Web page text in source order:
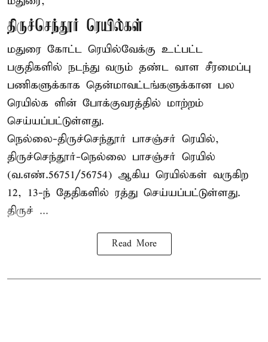
திருச்செந்தூர் ரெயில்கள்
மதுரை கோட்ட ரெயில்வேக்கு உட்பட்ட
பகுதிகளில் நடந்து வரும் தண்ட வாள சீரமைப்பு
பணிகளுக்காக தென்மாவட்டங்களுக்கான பல
ரெயில்க ளின் போக்குவரத்தில் மாற்றம்
செய்யப்பட்டுள்ளது.
நெல்லை-திருச்செந்தூர் பாசஞ்சர் ரெயில்,
திருச்செந்தூர்-நெல்லை பாசஞ்சர் ரெயில்
(வ.எண்.56751/56754) ஆகிய ரெயில்கள் வருகிற
12, 13-ந் தேதிகளில் ரத்து செய்யப்பட்டுள்ளது.
திருச் ...
Read More